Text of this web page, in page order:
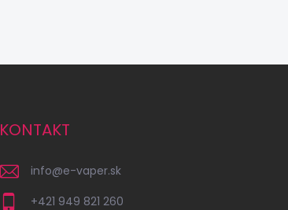
KONTAKT
info@e-vaper.sk
+421 949 821 260